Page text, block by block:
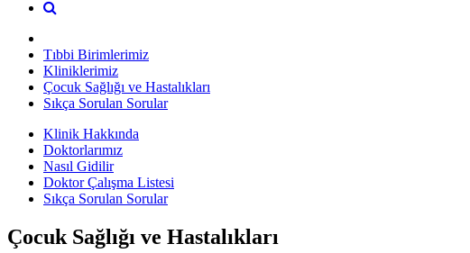
Tıbbi Birimlerimiz
Kliniklerimiz
Çocuk Sağlığı ve Hastalıkları
Sıkça Sorulan Sorular
Klinik Hakkında
Doktorlarımız
Nasıl Gidilir
Doktor Çalışma Listesi
Sıkça Sorulan Sorular
Çocuk Sağlığı ve Hastalıkları